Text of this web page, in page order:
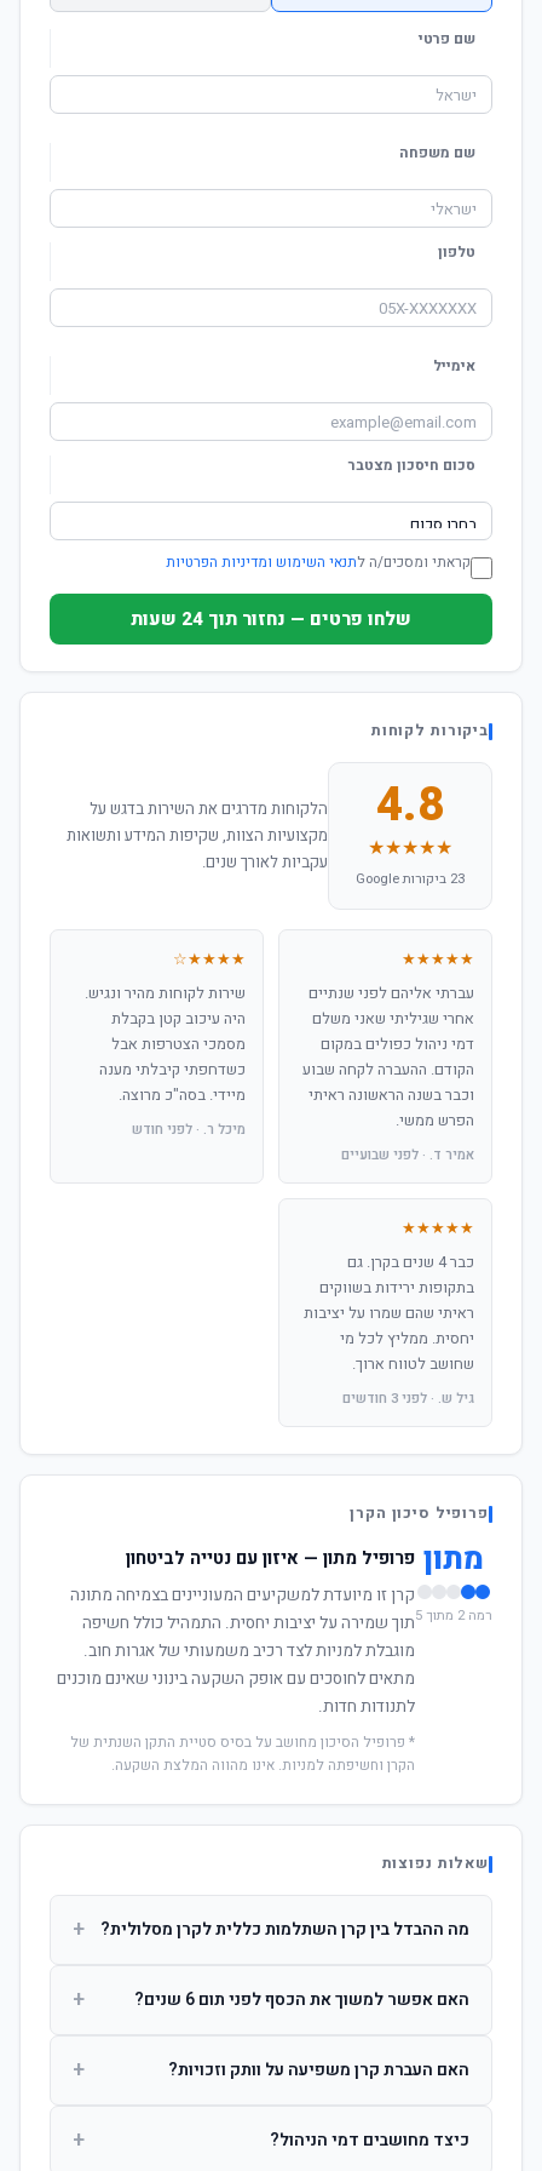
שם פרטי
שם משפחה
טלפון
אימייל
סכום חיסכון מצטבר
קראתי ומסכים/ה לתנאי השימוש ומדיניות הפרטיות
שלחו פרטים — נחזור תוך 24 שעות
ביקורות לקוחות
4.8
★★★★★
23 ביקורות Google
הלקוחות מדרגים את השירות בדגש על
מקצועיות הצוות, שקיפות המידע ותשואות
עקביות לאורך שנים.
★★★★★
עברתי אליהם לפני שנתיים
אחרי שגיליתי שאני משלם
דמי ניהול כפולים במקום
הקודם. ההעברה לקחה שבוע
וכבר בשנה הראשונה ראיתי
הפרש ממשי.
אמיר ד. · לפני שבועיים
★★★★☆
שירות לקוחות מהיר ונגיש.
היה עיכוב קטן בקבלת
מסמכי הצטרפות אבל
כשדחפתי קיבלתי מענה
מיידי. בסה"כ מרוצה.
מיכל ר. · לפני חודש
★★★★★
כבר 4 שנים בקרן. גם
בתקופות ירידות בשווקים
ראיתי שהם שמרו על יציבות
יחסית. ממליץ לכל מי
שחושב לטווח ארוך.
גיל ש. · לפני 3 חודשים
פרופיל סיכון הקרן
מתון
רמה 2 מתוך 5
פרופיל מתון — איזון עם נטייה לביטחון
קרן זו מיועדת למשקיעים המעוניינים בצמיחה מתונה
תוך שמירה על יציבות יחסית. התמהיל כולל חשיפה
מוגבלת למניות לצד רכיב משמעותי של אגרות חוב.
מתאים לחוסכים עם אופק השקעה בינוני שאינם מוכנים
לתנודות חדות.
* פרופיל הסיכון מחושב על בסיס סטיית התקן השנתית של
הקרן וחשיפתה למניות. אינו מהווה המלצת השקעה.
שאלות נפוצות
מה ההבדל בין קרן השתלמות כללית לקרן מסלולית? +
ההשקעות. קרן מסלולית עוקבת אחרי מדד ספציפי ומאפשרת
האם אפשר למשוך את הכסף לפני תום 6 שנים? +
הרווחים. לאחר 6 שנים ניתן למשוך פטור ממס עד לתקרה
האם העברת קרן משפיעה על וותק וזכויות? +
החברות. הוותק ממשיך להיספר מיום ההפקדה הראשונה.
כיצד מחושבים דמי הניהול? +